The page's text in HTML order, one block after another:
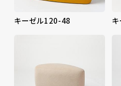
キーゼル120-48